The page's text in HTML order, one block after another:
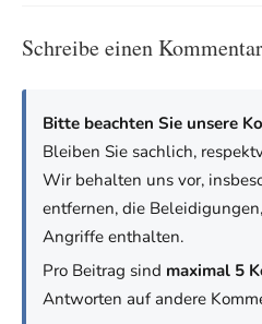
Schreibe einen Kommentar
Bitte beachten Sie unsere
Bleiben Sie sachlich,
Wir behalten uns vor,
entfernen, die
Angriffe enthalten.
Pro Beitrag sind maximal 5
Antworten auf andere